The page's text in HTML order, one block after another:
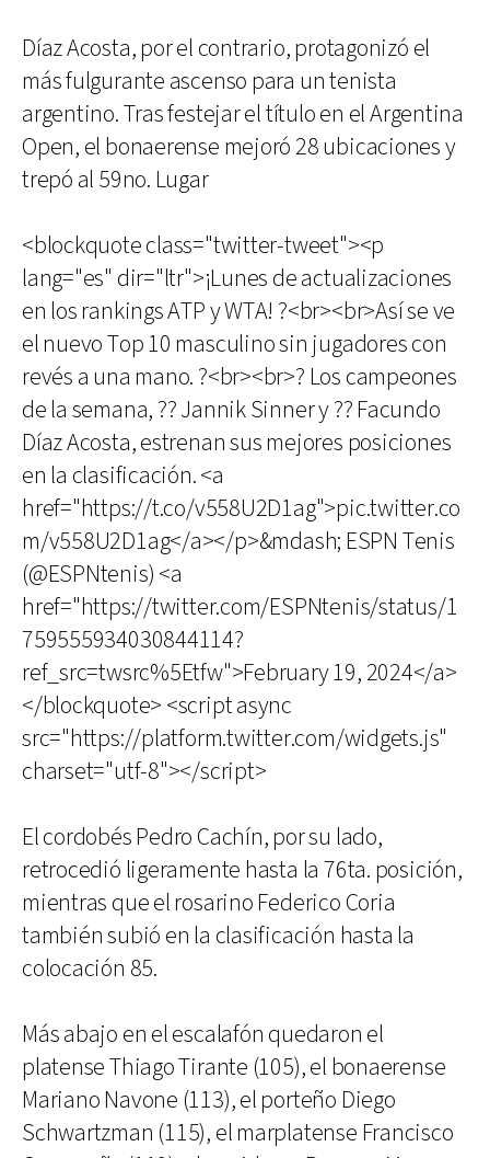
Díaz Acosta, por el contrario, protagonizó el
más fulgurante ascenso para un tenista
argentino. Tras festejar el título en el Argentina
Open, el bonaerense mejoró 28 ubicaciones y
trepó al 59no. Lugar
<blockquote class="twitter-tweet"><p
lang="es" dir="ltr">¡Lunes de actualizaciones
en los rankings ATP y WTA! ?<br><br>Así se ve
el nuevo Top 10 masculino sin jugadores con
revés a una mano. ?<br><br>? Los campeones
de la semana, ?? Jannik Sinner y ?? Facundo
Díaz Acosta, estrenan sus mejores posiciones
en la clasificación. <a
href="https://t.co/v558U2D1ag">pic.twitter.co
m/v558U2D1ag</a></p>&mdash; ESPN Tenis
(@ESPNtenis) <a
href="https://twitter.com/ESPNtenis/status/1
759555934030844114?
ref_src=twsrc%5Etfw">February 19, 2024</a>
</blockquote> <script async
src="https://platform.twitter.com/widgets.js"
charset="utf-8"></script>
El cordobés Pedro Cachín, por su lado,
retrocedió ligeramente hasta la 76ta. posición,
mientras que el rosarino Federico Coria
también subió en la clasificación hasta la
colocación 85.
Más abajo en el escalafón quedaron el
platense Thiago Tirante (105), el bonaerense
Mariano Navone (113), el porteño Diego
Schwartzman (115), el marplatense Francisco